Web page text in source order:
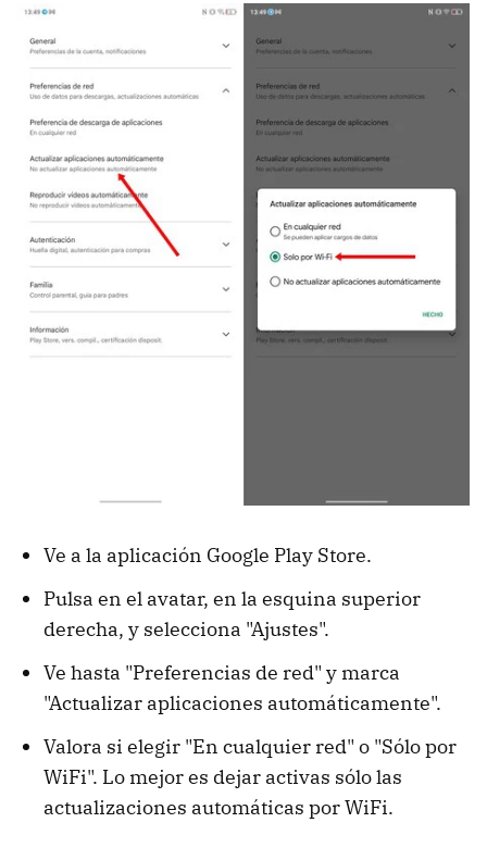
Ve a la aplicación Google Play Store.
Pulsa en el avatar, en la esquina superior
derecha, y selecciona "Ajustes".
Ve hasta "Preferencias de red" y marca
"Actualizar aplicaciones automáticamente".
Valora si elegir "En cualquier red" o "Sólo por
WiFi". Lo mejor es dejar activas sólo las
actualizaciones automáticas por WiFi.